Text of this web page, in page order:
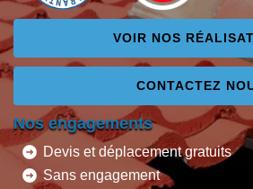
VOIR NOS
CONTACTEZ
Nos engagements
Devis et déplacement gratuits
Sans engagement